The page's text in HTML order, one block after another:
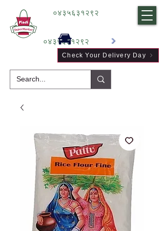
०४३५६३१२९२
०४३५६३१२९२
Check Your Delivery Day